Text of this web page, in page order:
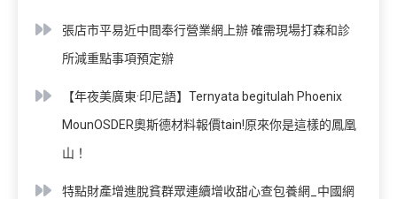
張店市平易近中間奉行營業網上辦 確需現場打森和診
所減重點事項預定辦
【年夜美廣東·印尼語】Ternyata begitulah Phoenix
MounOSDER奧斯德材料報價tain!原來你是這樣的鳳凰
山！
特點財產增進脫貧群眾連續增收甜心查包養網_中國網